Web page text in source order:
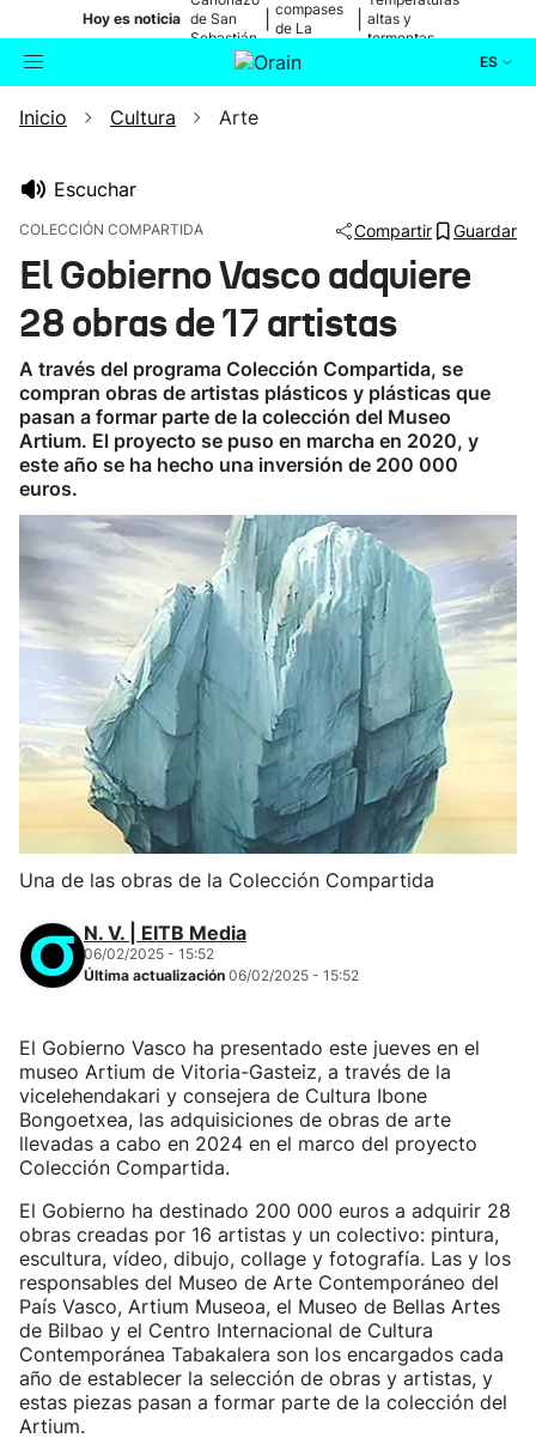
Hoy es noticia de San
Sebastián
compases
de La
altas y
tormentas
ES
Buscador Actualidad
Ikusmiran
Eguraldia
Inicio Cultura Arte
Escuchar
COLECCIÓN COMPARTIDA Compartir Guardar
El Gobierno Vasco adquiere
28 obras de 17 artistas
A través del programa Colección Compartida, se
compran obras de artistas plásticos y plásticas que
pasan a formar parte de la colección del Museo
Artium. El proyecto se puso en marcha en 2020, y
este año se ha hecho una inversión de 200 000
euros.
Una de las obras de la Colección Compartida
N. V. | EITB Media
06/02/2025 - 15:52
Última actualización 06/02/2025 - 15:52
El Gobierno Vasco ha presentado este jueves en el
museo Artium de Vitoria-Gasteiz, a través de la
vicelehendakari y consejera de Cultura Ibone
Bongoetxea, las adquisiciones de obras de arte
llevadas a cabo en 2024 en el marco del proyecto
Colección Compartida.
El Gobierno ha destinado 200 000 euros a adquirir 28
obras creadas por 16 artistas y un colectivo: pintura,
escultura, vídeo, dibujo, collage y fotografía. Las y los
responsables del Museo de Arte Contemporáneo del
País Vasco, Artium Museoa, el Museo de Bellas Artes
de Bilbao y el Centro Internacional de Cultura
Contemporánea Tabakalera son los encargados cada
año de establecer la selección de obras y artistas, y
estas piezas pasan a formar parte de la colección del
Artium.